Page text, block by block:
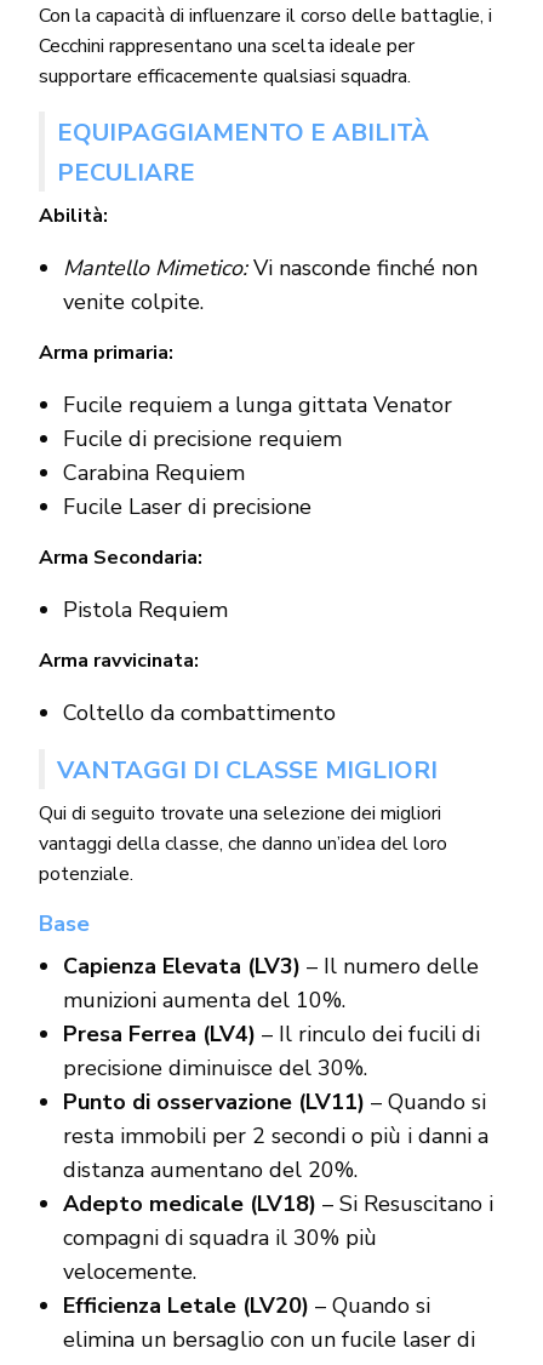
Con la capacità di influenzare il corso delle battaglie, i
Cecchini rappresentano una scelta ideale per
supportare efficacemente qualsiasi squadra.
EQUIPAGGIAMENTO E ABILITÀ
PECULIARE
Abilità:
Mantello Mimetico:Vi nasconde finché non
venite colpite.
Arma primaria:
Fucile requiem a lunga gittata Venator
Fucile di precisione requiem
Carabina Requiem
Fucile Laser di precisione
Arma Secondaria:
Pistola Requiem
Arma ravvicinata:
Coltello da combattimento
VANTAGGI DI CLASSE MIGLIORI
Qui di seguito trovate una selezione dei migliori
vantaggi della classe, che danno un’idea del loro
potenziale.
Base
Capienza Elevata (LV3) – Il numero delle
munizioni aumenta del 10%.
Presa Ferrea (LV4) – Il rinculo dei fucili di
precisione diminuisce del 30%.
Punto di osservazione (LV11) – Quando si
resta immobili per 2 secondi o più i danni a
distanza aumentano del 20%.
Adepto medicale (LV18) – Si Resuscitano i
compagni di squadra il 30% più
velocemente.
Efficienza Letale (LV20) – Quando si
elimina un bersaglio con un fucile laser di